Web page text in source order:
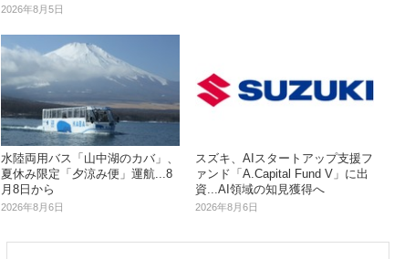
2026年8月5日
水陸両用バス「山中湖のカバ」、
夏休み限定「夕涼み便」運航...8
月8日から
2026年8月6日
スズキ、AIスタートアップ支援フ
ァンド「A.Capital Fund V」に出
資...AI領域の知見獲得へ
2026年8月6日